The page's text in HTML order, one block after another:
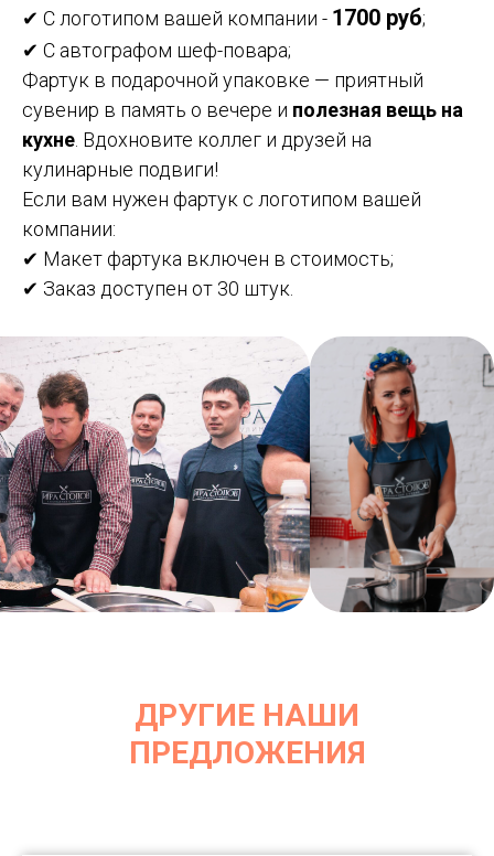
✔ С логотипом вашей компании - 1700 руб;
✔ С автографом шеф-повара;
Фартук в подарочной упаковке — приятный
сувенир в память о вечере и полезная вещь на
кухне . Вдохновите коллег и друзей на
кулинарные подвиги!
Если вам нужен фартук с логотипом вашей
компании:
✔ Макет фартука включен в стоимость;
✔ Заказ доступен от 30 штук.
ДРУГИЕ НАШИ
ПРЕДЛОЖЕНИЯ